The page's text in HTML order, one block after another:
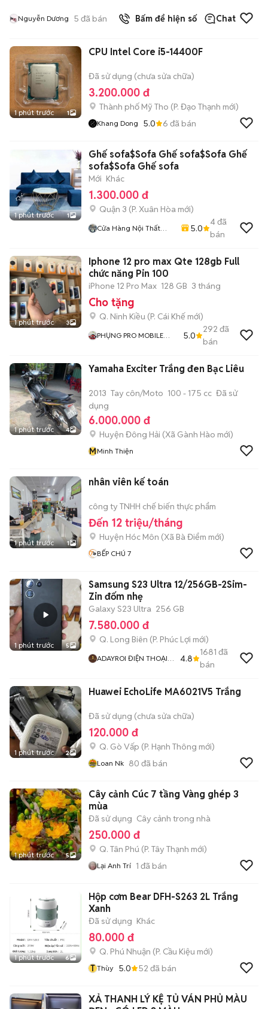
Nguyễn Dương 5 đã bán Bấm để hiện số Chat
1 phút trước 1
CPU Intel Core i5-14400F
Đã sử dụng (chưa sửa chữa)
3.200.000 đ
Thành phố Mỹ Tho (P. Đạo Thạnh mới)
Khang Dong 5.0 6 đã bán
1 phút trước 1
Ghế sofa$Sofa Ghế sofa$Sofa Ghế
sofa$Sofa Ghế sofa
Mới Khác
1.300.000 đ
Quận 3 (P. Xuân Hòa mới)
Cửa Hàng Nội Thất
5.0
4đã
bán
1 phút trước 3
Iphone 12 pro max Qte 128gb Full
chức năng Pin 100
iPhone 12 Pro Max 128 GB 3 tháng
Cho tặng
Q. Ninh Kiều (P. Cái Khế mới)
PHỤNG PRO MOBILE
5.0
292 đã
bán
1 phút trước 4
Yamaha Exciter Trắng đen Bạc Liêu
2013 Tay côn/Moto 100 - 175 cc Đã sử
dụng
6.000.000 đ
Huyện Đông Hải (Xã Gành Hào mới)
MMinh Thiện
1 phút trước 1
nhân viên kế toán
công ty TNHH chế biến thực phẩm
Đến 12 triệu/tháng
Huyện Hóc Môn (Xã Bà Điểm mới)
BẾP CHÚ 7
1 phút trước 5
Samsung S23 Ultra 12/256GB-2Sim-
Zin đốm nhẹ
Galaxy S23 Ultra 256 GB
7.580.000 đ
Q. Long Biên (P. Phúc Lợi mới)
ADAYROI ĐIỆN THOẠI
4.8
1681 đã
bán
1 phút trước 2
Huawei EchoLife MA6021V5 Trắng
Đã sử dụng (chưa sửa chữa)
120.000 đ
Q. Gò Vấp (P. Hạnh Thông mới)
Loan Nk 80 đã bán
1 phút trước 5
Cây cảnh Cúc 7 tầng Vàng ghép 3
mùa
Đã sử dụng Cây cảnh trong nhà
250.000 đ
Q. Tân Phú (P. Tây Thạnh mới)
Lại Anh Trí 1 đã bán
1 phút trước 6
Hộp cơm Bear DFH-S263 2L Trắng
Xanh
Đã sử dụng Khác
80.000 đ
Q. Phú Nhuận (P. Cầu Kiệu mới)
T Thùy 5.0 52 đã bán
XẢ THANH LÝ KỆ TỦ VÁN PHỦ MÀU